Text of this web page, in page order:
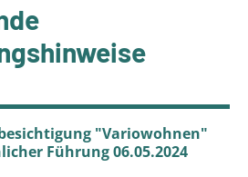
"Variowohnen"
Führung 06.05.2024